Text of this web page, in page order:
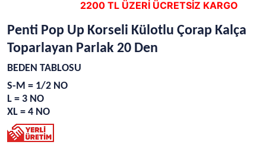
2200 TL ÜZERİ ÜCRETSİZ KARGO
Penti Pop Up Korseli Külotlu Çorap Kalça
Toparlayan Parlak 20 Den
BEDEN TABLOSU
S-M = 1/2 NO
L = 3 NO
XL = 4 NO